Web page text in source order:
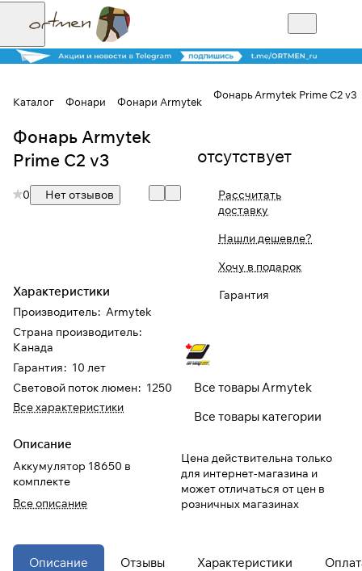
Каталог Фонари Фонари Armytek
Фонарь Armytek Prime C2 v3
Фонарь Armytek
Prime C2 v3
0 Нет отзывов
Характеристики
Производитель: Armytek
Страна производитель:
Канада
Гарантия: 10 лет
Световой поток люмен: 1250
Все характеристики
Описание
Аккумулятор 18650 в
комплекте
Все описание
отсутствует
Рассчитать
доставку
Нашли дешевле?
Хочу в подарок
Гарантия
Все товары Armytek
Все товары категории
Цена действительна только
для интернет-магазина и
может отличаться от цен в
розничных магазинах
Описание Отзывы Характеристики
Для клиентов всех банков
Разбейте
оплату на части
Добавляйте товары
выберите метод оплатыПЛАЙТ
Оплачивайте сегодня только25%
картой любого банка
выбранный способом